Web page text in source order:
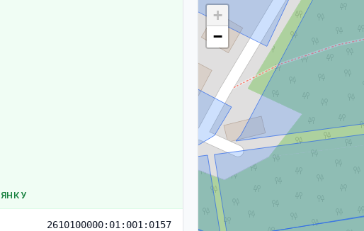
2610100000:01:001:0157
+
−